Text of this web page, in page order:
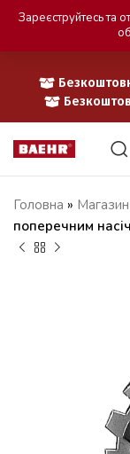
Головна » Магазин
поперечним
Зареєструйтесь та